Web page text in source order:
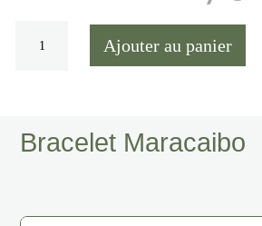
Ajouter au panier
Bracelet Maracaibo